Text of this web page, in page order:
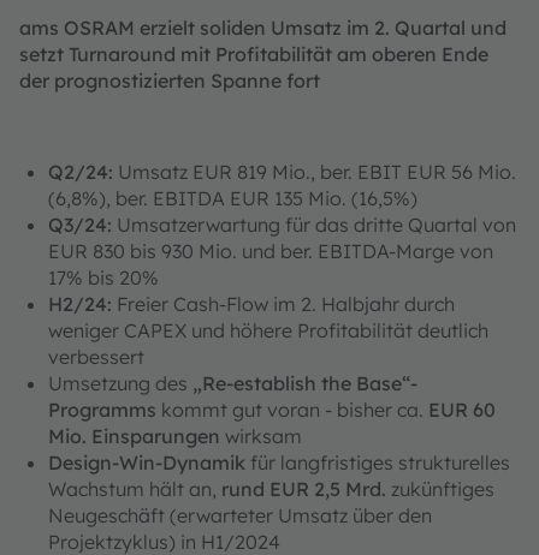
ams OSRAM erzielt soliden Umsatz im 2. Quartal und
setzt Turnaround mit Profitabilität am oberen Ende
der prognostizierten Spanne fort
Q2/24: Umsatz EUR 819 Mio., ber. EBIT EUR 56 Mio.
(6,8%), ber. EBITDA EUR 135 Mio. (16,5%)
Q3/24: Umsatzerwartung für das dritte Quartal von
EUR 830 bis 930 Mio. und ber. EBITDA-Marge von
17% bis 20%
H2/24: Freier Cash-Flow im 2. Halbjahr durch
weniger CAPEX und höhere Profitabilität deutlich
verbessert
Umsetzung des „Re-establish the Base“-
Programms kommt gut voran - bisher ca. EUR 60
Mio. Einsparungen wirksam
Design-Win-Dynamik für langfristiges strukturelles
Wachstum hält an, rund EUR 2,5 Mrd. zukünftiges
Neugeschäft (erwarteter Umsatz über den
Projektzyklus) in H1/2024